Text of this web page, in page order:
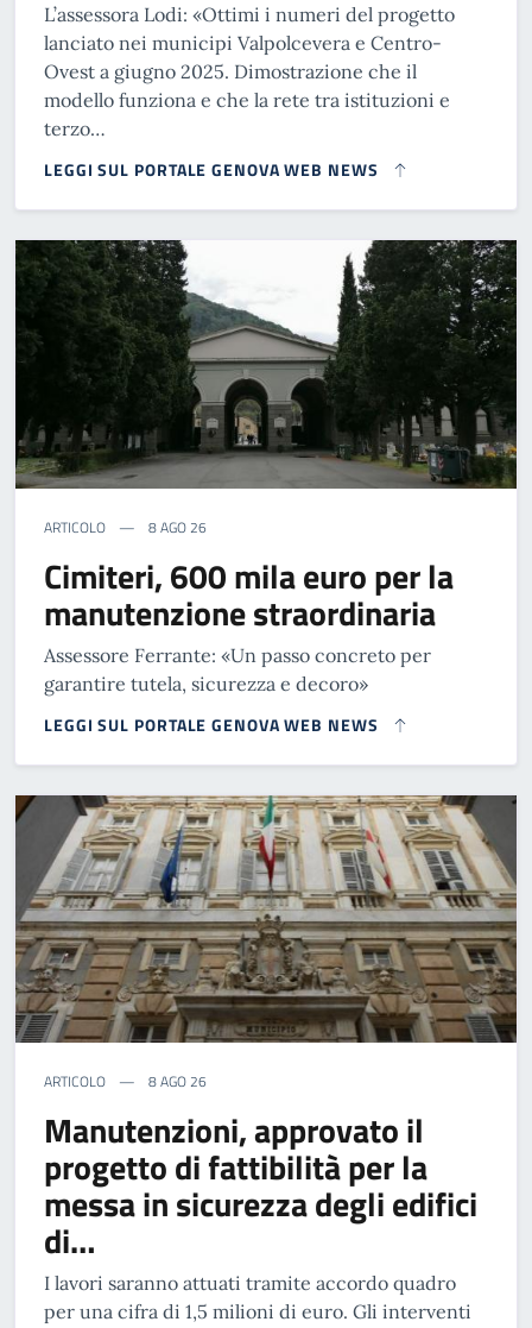
L’assessora Lodi: «Ottimi i numeri del progetto
lanciato nei municipi Valpolcevera e Centro-
Ovest a giugno 2025. Dimostrazione che il
modello funziona e che la rete tra istituzioni e
terzo…
LEGGI SUL PORTALE GENOVA WEB NEWS
ARTICOLO 8 AGO 26
Cimiteri, 600 mila euro per la
manutenzione straordinaria
Assessore Ferrante: «Un passo concreto per
garantire tutela, sicurezza e decoro»
LEGGI SUL PORTALE GENOVA WEB NEWS
ARTICOLO 8 AGO 26
Manutenzioni, approvato il
progetto di fattibilità per la
messa in sicurezza degli edifici
di…
I lavori saranno attuati tramite accordo quadro
per una cifra di 1,5 milioni di euro. Gli interventi